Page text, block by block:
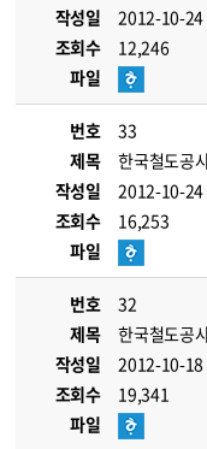
작성일
2012-10-24
조회수
12,246
파일
번호
33
제목
한국철도공
작성일
2012-10-24
조회수
16,253
파일
번호
32
제목
한국철도공
작성일
2012-10-18
조회수
19,341
파일